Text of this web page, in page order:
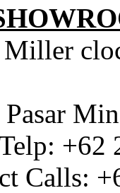
Pasar
+62
Calls: